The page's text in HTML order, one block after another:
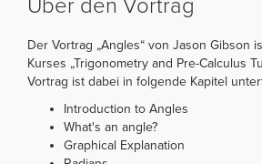
Über den Vortrag
Der Vortrag „Angles“ von Jason Gibson
Kurses „Trigonometry and Pre-Calculus
Vortrag ist dabei in folgende Kapitel
Introduction to Angles
What's an angle?
Graphical Explanation